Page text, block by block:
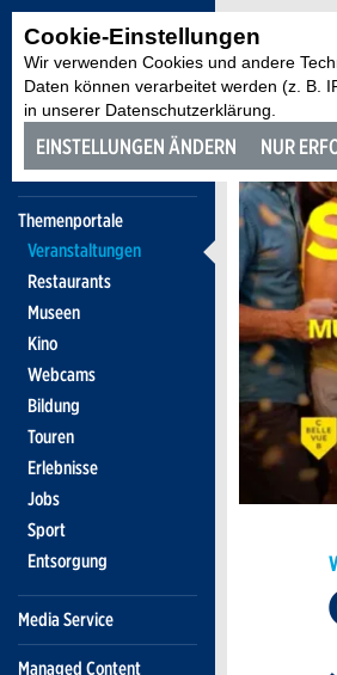
Cookie-Einstellungen
Wir verwenden Cookies und andere
Daten können verarbeitet werden (z. B.
in unserer Datenschutzerklärung.
EINSTELLUNGEN ÄNDERN NUR
Themenportale
Veranstaltungen
Restaurants
Museen
Kino
Webcams
Bildung
Touren
Erlebnisse
Jobs
Sport
Entsorgung
Media Service
Managed Content